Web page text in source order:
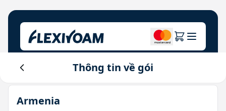
Khám phá kế hoạch
Cho thương hiệu
Thông tin về gói
Armenia